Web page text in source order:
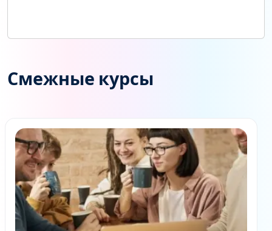
Смежные курсы